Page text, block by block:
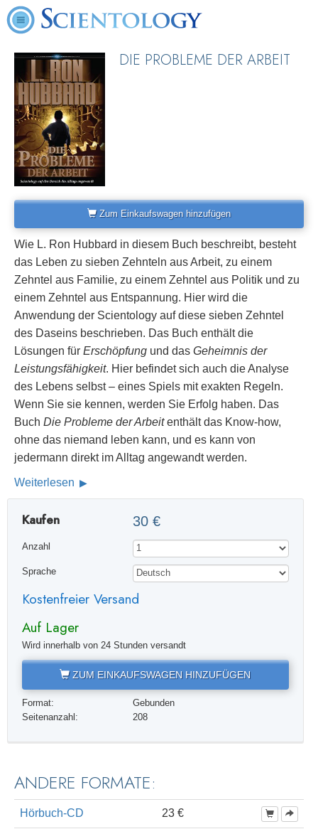
DIE PROBLEME DER ARBEIT
Zum Einkaufswagen hinzufügen
Wie L. Ron Hubbard in diesem Buch beschreibt, besteht
das Leben zu sieben Zehnteln aus Arbeit, zu einem
Zehntel aus Familie, zu einem Zehntel aus Politik und zu
einem Zehntel aus Entspannung. Hier wird die
Anwendung der Scientology auf diese sieben Zehntel
des Daseins beschrieben. Das Buch enthält die
Lösungen für Erschöpfung und das Geheimnis der
Leistungsfähigkeit. Hier befindet sich auch die Analyse
des Lebens selbst – eines Spiels mit exakten Regeln.
Wenn Sie sie kennen, werden Sie Erfolg haben. Das
Buch Die Probleme der Arbeitenthält das Know-how,
ohne das niemand leben kann, und es kann von
jedermann direkt im Alltag angewandt werden.
Weiterlesen
Kaufen 30 €
Anzahl
Sprache
Kostenfreier Versand
Auf Lager
Wird innerhalb von 24 Stunden versandt
ZUM EINKAUFSWAGEN HINZUFÜGEN
Format:
Gebunden
Seitenanzahl:
208
ANDERE FORMATE:
Hörbuch-CD 23 €